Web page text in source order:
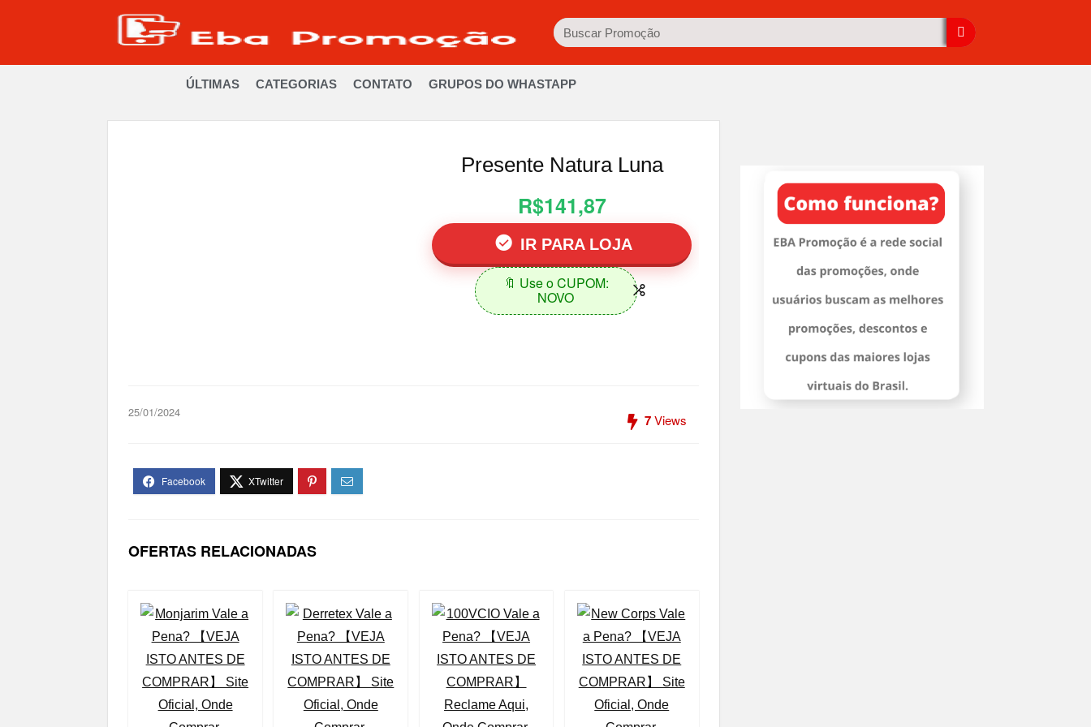
ÚLTIMAS CATEGORIAS CONTATO GRUPOS DO WHASTAPP
Presente Natura Luna
R$141,87
IR PARA LOJA
🔖 Use o CUPOM:
NOVO
25/01/2024 7Views
OFERTAS RELACIONADAS